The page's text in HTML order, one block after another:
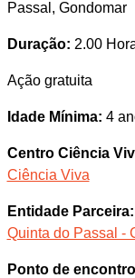
Passal, Gondomar
Duração: 2.00
Ação gratuita
Idade Mínima: 4
Centro Ciência
Ciência Viva
Entidade Parceira:
Quinta do Passal -
Ponto de